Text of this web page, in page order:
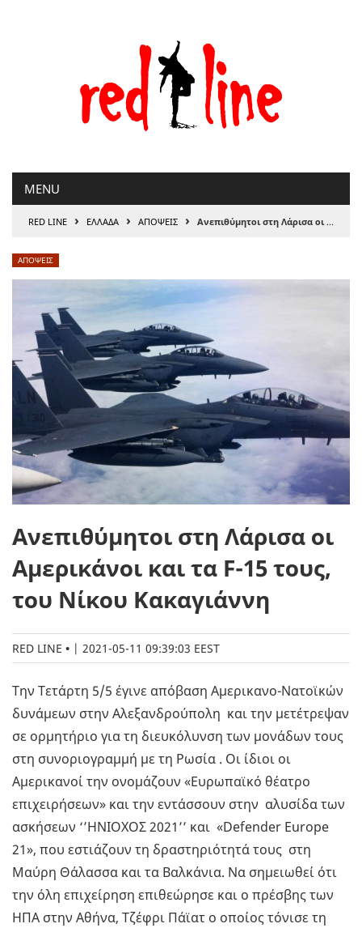
MENU
RED LINE › ΕΛΛΑΔΑ › ΑΠΟΨΕΙΣ › Ανεπιθύμητοι στη Λάρισα οι Αμερικάνοι και τα F-15 τους, του Νίκου Κακαγιάννη
ΑΠΟΨΕΙΣ
Ανεπιθύμητοι στη Λάρισα οι
Αμερικάνοι και τα F-15 τους,
του Νίκου Κακαγιάννη
RED LINE | 2021-05-11 09:39:03 EEST
Την Τετάρτη 5/5 έγινε απόβαση Αμερικανο-Νατοϊκών
δυνάμεων στην Αλεξανδρούπολη και την μετέτρεψαν
σε ορμητήριο για τη διευκόλυνση των μονάδων τους
στη συνοριογραμμή με τη Ρωσία . Οι ίδιοι οι
Αμερικανοί την ονομάζουν «Ευρωπαϊκό θέατρο
επιχειρήσεων» και την εντάσσουν στην αλυσίδα των
ασκήσεων ‘’ΗΝΙΟΧΟΣ 2021’’ και «Defender Europe
21», που εστιάζουν τη δραστηριότητά τους στη
Μαύρη Θάλασσα και τα Βαλκάνια. Να σημειωθεί ότι
την όλη επιχείρηση επιθεώρησε και ο πρέσβης των
ΗΠΑ στην Αθήνα, Τζέφρι Πάϊατ ο οποίος τόνισε τη